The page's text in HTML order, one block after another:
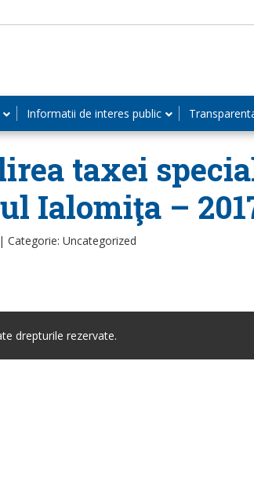
Informatii de interes public
taxei
Ialomiţa –
| Categorie: Uncategorized
drepturile rezervate.